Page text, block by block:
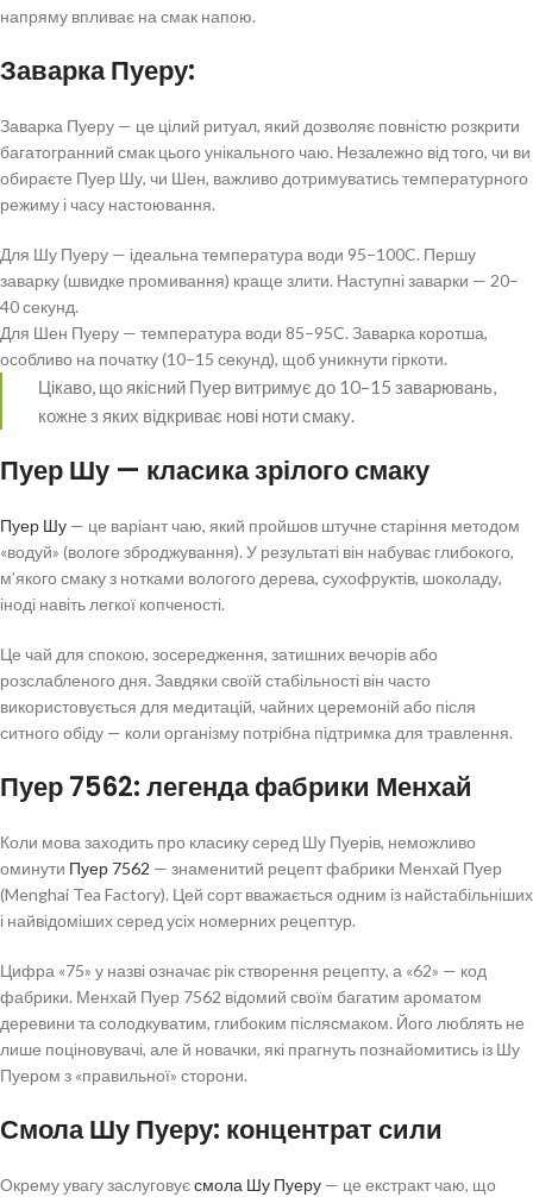
напряму впливає на смак напою.
Заварка Пуеру:
Заварка Пуеру — це цілий ритуал, який дозволяє повністю розкрити
багатогранний смак цього унікального чаю. Незалежно від того, чи ви
обираєте Пуер Шу, чи Шен, важливо дотримуватись температурного
режиму і часу настоювання.
Для Шу Пуеру — ідеальна температура води 95–100C. Першу
заварку (швидке промивання) краще злити. Наступні заварки — 20–
40 секунд.
Для Шен Пуеру — температура води 85–95C. Заварка коротша,
особливо на початку (10–15 секунд), щоб уникнути гіркоти.
Цікаво, що якісний Пуер витримує до 10–15 заварювань,
кожне з яких відкриває нові ноти смаку.
Пуер Шу — класика зрілого смаку
Пуер Шу — це варіант чаю, який пройшов штучне старіння методом
«водуй» (вологе зброджування). У результаті він набуває глибокого,
м’якого смаку з нотками вологого дерева, сухофруктів, шоколаду,
іноді навіть легкої копченості.
Це чай для спокою, зосередження, затишних вечорів або
розслабленого дня. Завдяки своїй стабільності він часто
використовується для медитацій, чайних церемоній або після
ситного обіду — коли організму потрібна підтримка для травлення.
Пуер 7562: легенда фабрики Менхай
Коли мова заходить про класику серед Шу Пуерів, неможливо
оминути Пуер 7562 — знаменитий рецепт фабрики Менхай Пуер
(Menghai Tea Factory). Цей сорт вважається одним із найстабільніших
і найвідоміших серед усіх номерних рецептур.
Цифра «75» у назві означає рік створення рецепту, а «62» — код
фабрики. Менхай Пуер 7562 відомий своїм багатим ароматом
деревини та солодкуватим, глибоким післясмаком. Його люблять не
лише поціновувачі, але й новачки, які прагнуть познайомитись із Шу
Пуером з «правильної» сторони.
Смола Шу Пуеру: концентрат сили
Окрему увагу заслуговуєсмола Шу Пуеру — це екстракт чаю, що